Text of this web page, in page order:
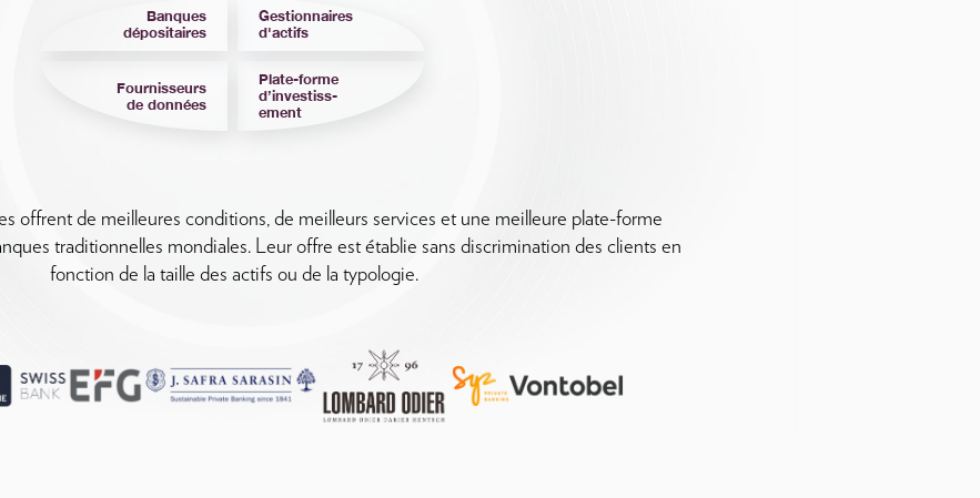
Banques
dépositaires
Gestionnaires
d'actifs
Fournisseurs
de données
Plate-forme
d’investiss-
ement
offrent de meilleures conditions, de meilleurs services et une meilleure plate-forme
traditionnelles mondiales. Leur offre est établie sans discrimination des clients en
fonction de la taille des actifs ou de la typologie.